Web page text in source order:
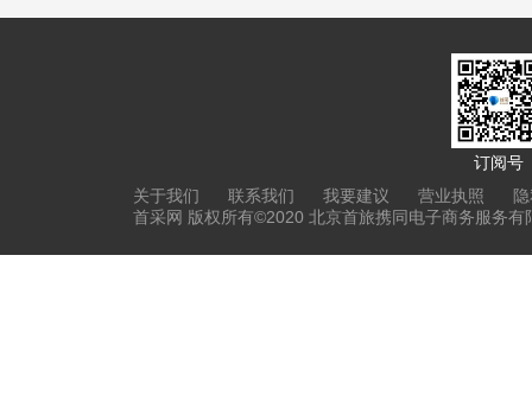
订阅号
关于我们
联系我们 我要建议 营业执照
首采网 版权所有©2020 北京首旅携同电子商务服务有